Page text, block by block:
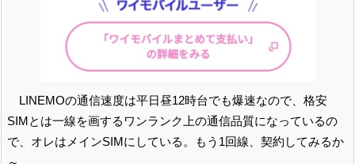
LINEMOの通信速度は平日昼12時台でも爆速なので、格安
SIMとは一線を画するワンランク上の通信品質になっているの
で、オレはメインSIMにしている。もう1回線、契約してみるか